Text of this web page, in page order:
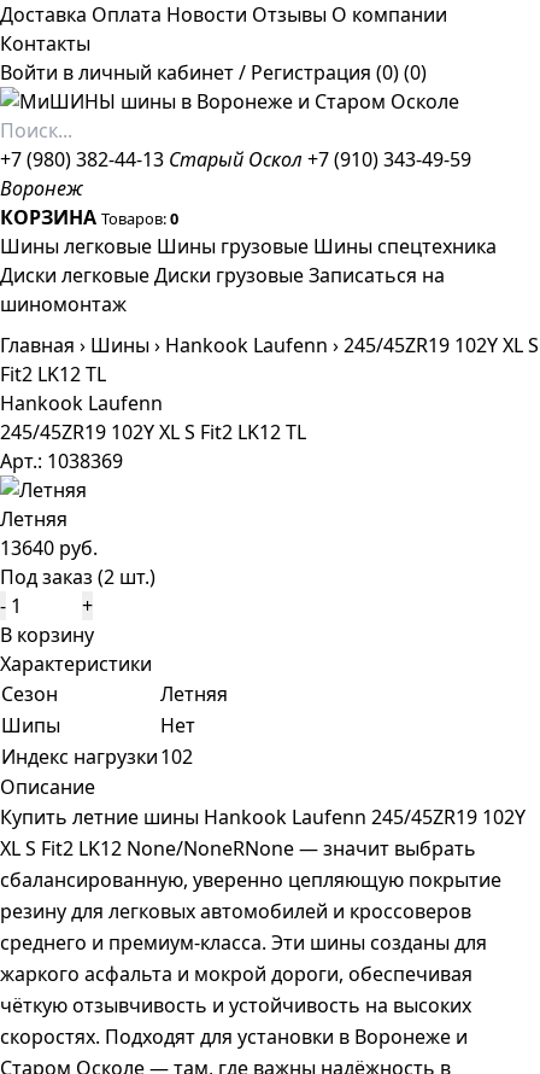
Доставка Оплата Новости Отзывы О компании
Контакты
Войти в личный кабинет/ Регистрация (0)(0)
+7 (980) 382-44-13 Старый Оскол +7 (910) 343-49-59
Воронеж
КОРЗИНА Товаров:0
Шины легковые Шины грузовые Шины спецтехника
Диски легковыеДиски грузовыеЗаписаться на
шиномонтаж
Главная › Шины› Hankook Laufenn ›245/45ZR19 102Y XL S
Fit2 LK12 TL
Hankook Laufenn
245/45ZR19 102Y XL S Fit2 LK12 TL
Арт.: 1038369
Летняя
13640 руб.
Под заказ (2 шт.)
-
+
В корзину
Характеристики
Сезон
Летняя
Шипы
Нет
Индекс нагрузки102
Описание
Купить летние шины Hankook Laufenn 245/45ZR19 102Y
XL S Fit2 LK12 None/NoneRNone — значит выбрать
сбалансированную, уверенно цепляющую покрытие
резину для легковых автомобилей и кроссоверов
среднего и премиум-класса. Эти шины созданы для
жаркого асфальта и мокрой дороги, обеспечивая
чёткую отзывчивость и устойчивость на высоких
скоростях. Подходят для установки в Воронеже и
Старом Осколе — там, где важны надёжность в